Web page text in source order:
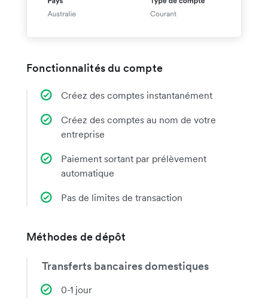
Fonctionnalités du compte
Créez des comptes instantanément
Créez des comptes au nom de votre
entreprise
Paiement sortant par prélèvement
automatique
Pas de limites de transaction
Méthodes de dépôt
Transferts bancaires domestiques
0-1 jour